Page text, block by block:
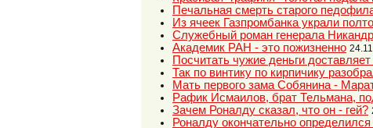
Печальная смерть старого
Из ячеек Газпромбанка украли
Служебный роман генерала
Академик РАН - это пожизненно
Посчитать чужие деньги
Так по винтику по кирпичику
Мать первого зама Собянина -
Рафик Исмаилов, брат Тельмана,
Зачем Роналду сказал, что он - гей?
Роналду окончательно